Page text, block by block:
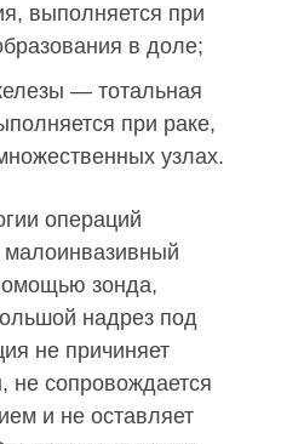
выполняется при
в доле;
— тотальная
при раке,
узлах.
операций
зонда,
надрез под
не причиняет
не сопровождается
и не оставляет